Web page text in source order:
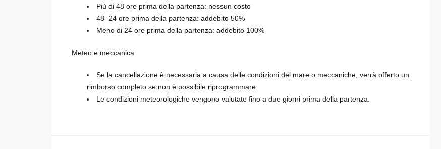
Più di 48 ore prima della partenza: nessun costo
48–24 ore prima della partenza: addebito 50%
Meno di 24 ore prima della partenza: addebito 100%
Meteo e meccanica
Se la cancellazione è necessaria a causa delle condizioni del mare o meccaniche, verrà offerto un
rimborso completo se non è possibile riprogrammare.
Le condizioni meteorologiche vengono valutate fino a due giorni prima della partenza.